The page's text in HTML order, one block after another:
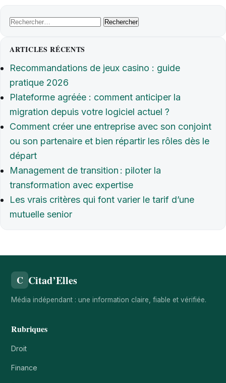
Rechercher :
ARTICLES RÉCENTS
Recommandations de jeux casino : guide
pratique 2026
Plateforme agréée : comment anticiper la
migration depuis votre logiciel actuel ?
Comment créer une entreprise avec son conjoint
ou son partenaire et bien répartir les rôles dès le
départ
Management de transition : piloter la
transformation avec expertise
Les vrais critères qui font varier le tarif d’une
mutuelle senior
C Citad’Elles
Média indépendant : une information claire, fiable et vérifiée.
Rubriques
Droit
Finance